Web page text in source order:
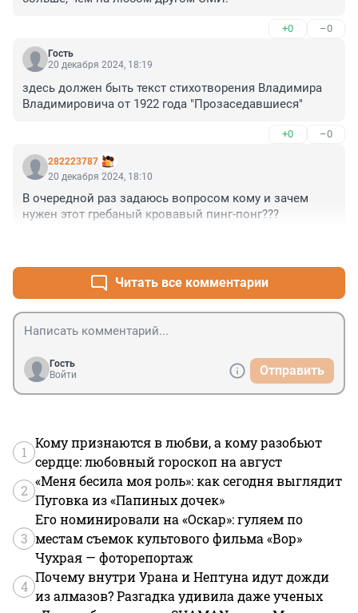
+0 –0
Гость
20 декабря 2024, 18:19
здесь должен быть текст стихотворения Владимира
Владимировича от 1922 года "Прозаседавшиеся"
+0 –0
282223787
20 декабря 2024, 18:10
В очередной раз задаюсь вопросом кому и зачем
нужен этот гребаный кровавый пинг-понг???
Читать все комментарии
Гость
Войти
Отправить
1
Кому признаются в любви, а кому разобьют
сердце: любовный гороскоп на август
2
«Меня бесила моя роль»: как сегодня выглядит
Пуговка из «Папиных дочек»
3
Его номинировали на «Оскар»: гуляем по
местам съемок культового фильма «Вор»
Чухрая — фоторепортаж
4
Почему внутри Урана и Нептуна идут дожди
из алмазов? Разгадка удивила даже ученых